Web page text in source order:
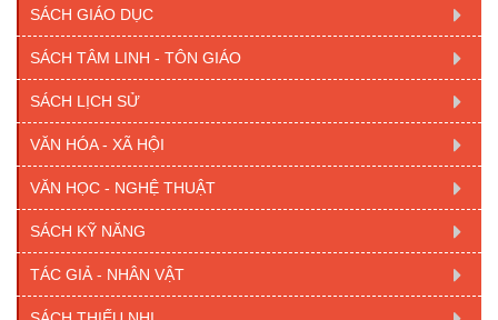
SÁCH GIÁO DỤC
SÁCH TÂM LINH - TÔN GIÁO
SÁCH LỊCH SỬ
VĂN HÓA - XÃ HỘI
VĂN HỌC - NGHỆ THUẬT
SÁCH KỸ NĂNG
TÁC GIẢ - NHÂN VẬT